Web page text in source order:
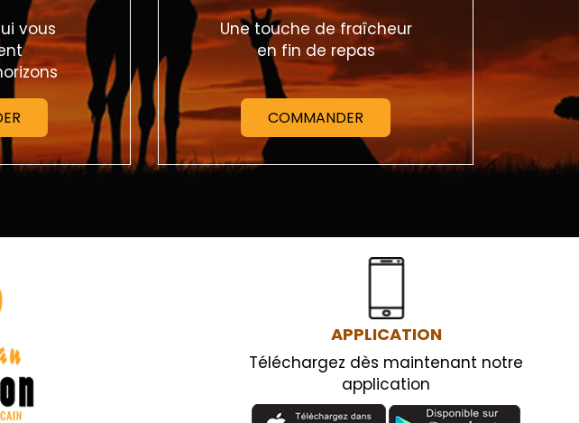
vous
Une touche de fraîcheur
en fin de repas
COMMANDER
APPLICATION
Téléchargez dès maintenant notre
application